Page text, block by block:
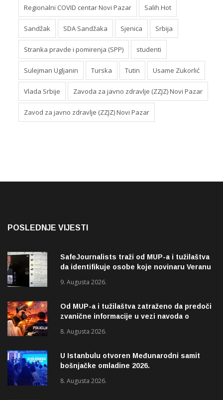
Regionalni COVID centar Novi Pazar Salih Hot
Sandžak SDA Sandžaka Sjenica Srbija
Stranka pravde i pomirenja (SPP) studenti
Sulejman Ugljanin Turska Tutin Usame Zukorlić
Vlada Srbije Zavoda za javno zdravlje (ZZJZ) Novi Pazar
Zavod za javno zdravlje (ZZJZ) Novi Pazar
POSLEDNJE VIJESTI
SafeJournalists traži od MUP-a i tužilaštva
da identifikuje osobe koje novinaru Veranu
9. Augusta 2026.
Od MUP-a i tužilaštva zatraženo da predoči
zvanične informacije u vezi navoda o
Pazaru
8. Augusta 2026.
U Istanbulu otvoren Međunarodni samit
bošnjačke omladine 2026.
8. Augusta 2026.